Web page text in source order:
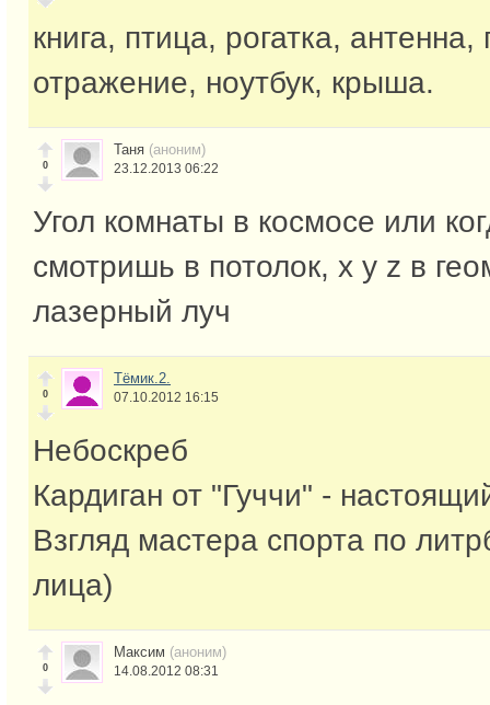
книга, птица, рогатка, антенна,
отражение, ноутбук, крыша.
0
Таня (аноним)
23.12.2013 06:22
Угол комнаты в космосе или
смотришь в потолок, x y z в
лазерный луч
0
Тёмик.2.
07.10.2012 16:15
Небоскреб
Кардиган от "Гуччи" -
Взгляд мастера спорта по
лица)
0
Максим (аноним)
14.08.2012 08:31